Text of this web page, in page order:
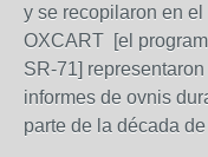
y se recopilaron en
OXCART [el
SR-71]
informes de ovnis
parte de la década